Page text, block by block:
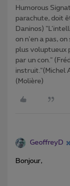
Humorous
parachute, doit
Daninos)
on n'en a pas,
plus voluptueux
par un con."
instruit."(Michel
(Molière)
GeoffreyD
Bonjour,